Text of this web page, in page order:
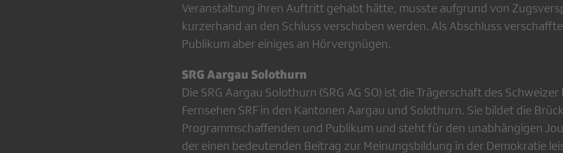
Veranstaltung ihren Auftritt gehabt hätte, musste aufgrund von
kurzerhand an den Schluss verschoben werden. Als Abschluss
Publikum aber einiges an Hörvergnügen.
SRG Aargau Solothurn
Die SRG Aargau Solothurn (SRG AG SO) ist die Trägerschaft des Schweizer
Fernsehen SRF in den Kantonen Aargau und Solothurn. Sie bildet die
Programmschaffenden und Publikum und steht für den unabhängigen
der einen bedeutenden Beitrag zur Meinungsbildung in der Demokratie